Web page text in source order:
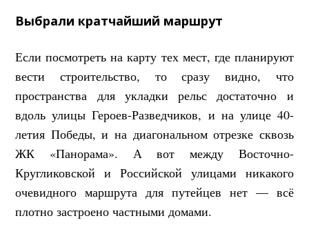
Выбрали кратчайший маршрут
Если посмотреть на карту тех мест, где планируют
вести строительство, то сразу видно, что
пространства для укладки рельс достаточно и
вдоль улицы Героев-Разведчиков, и на улице 40-
летия Победы, и на диагональном отрезке сквозь
ЖК «Панорама». А вот между Восточно-
Кругликовской и Российской улицами никакого
очевидного маршрута для путейцев нет — всё
плотно застроено частными домами.